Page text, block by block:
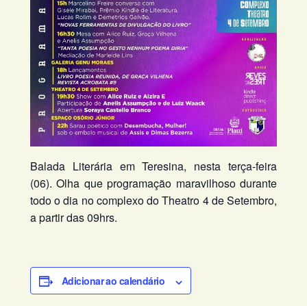
Balada Literária em Teresina, nesta terça-feira
(06). Olha que programação maravilhoso durante
todo o dia no complexo do Theatro 4 de Setembro,
a partir das 09hrs.
Adicionar ao calendário